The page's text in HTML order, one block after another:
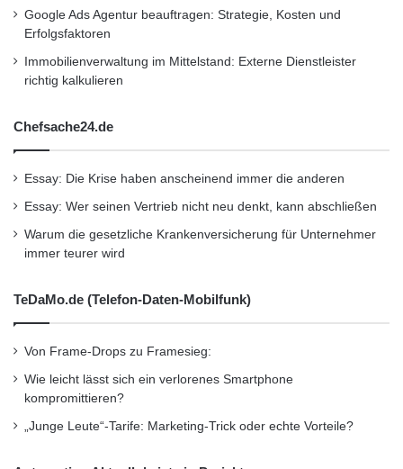
Corsa Sprint
Youngtimer aus dem Classic-Bestand von Opel
Google Ads Agentur beauftragen: Strategie, Kosten und
Erfolgsfaktoren
Immobilienverwaltung im Mittelstand: Externe Dienstleister
richtig kalkulieren
Chefsache24.de
Essay: Die Krise haben anscheinend immer die anderen
Essay: Wer seinen Vertrieb nicht neu denkt, kann abschließen
Warum die gesetzliche Krankenversicherung für Unternehmer
immer teurer wird
TeDaMo.de (Telefon-Daten-Mobilfunk)
Von Frame-Drops zu Framesieg:
Wie leicht lässt sich ein verlorenes Smartphone
kompromittieren?
„Junge Leute“-Tarife: Marketing-Trick oder echte Vorteile?